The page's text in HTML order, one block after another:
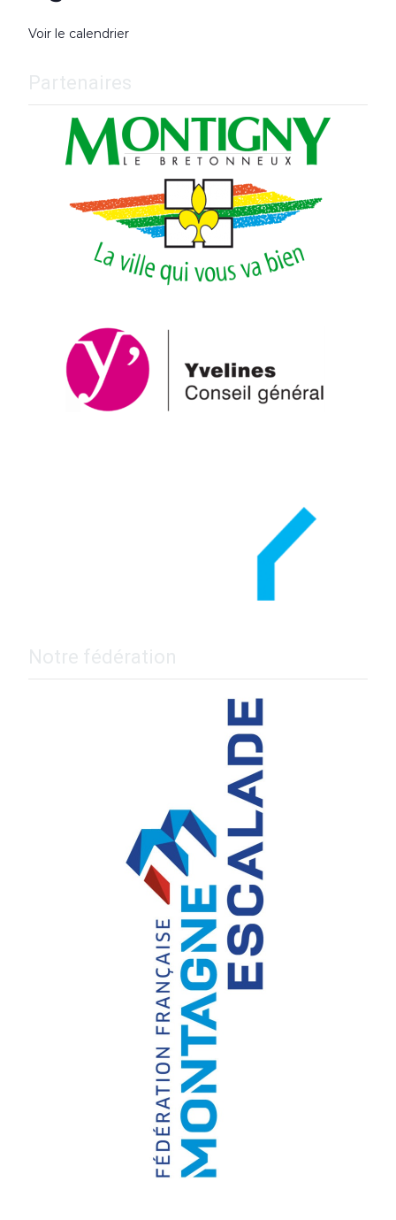
Voir le calendrier
Partenaires
Notre fédération